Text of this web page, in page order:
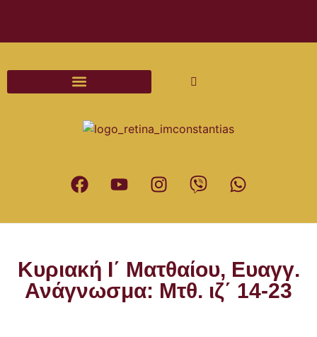
Κυριακή Ι΄ Ματθαίου, Ευαγγ.
Ανάγνωσμα: Μτθ. ιζ΄ 14-23